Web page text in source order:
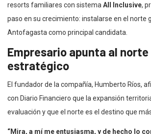
resorts familiares con sistema All Inclusive,
paso en su crecimiento: instalarse en el norte
Antofagasta como principal candidata.
Empresario apunta al
estratégico
El fundador de la compañía, Humberto Ríos,
con Diario Financiero que la expansión
evaluación y que el norte es el destino que
“Mira, a mí me entusiasma, y de hecho lo